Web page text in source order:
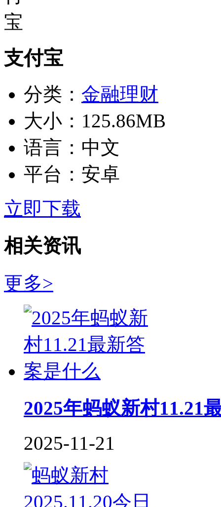
支付宝
分类： 金融理财
大小： 125.86MB
语言： 中文
平台： 安卓
立即下载
相关资讯
更多>
2025年蚂蚁新村11.21
2025-11-21